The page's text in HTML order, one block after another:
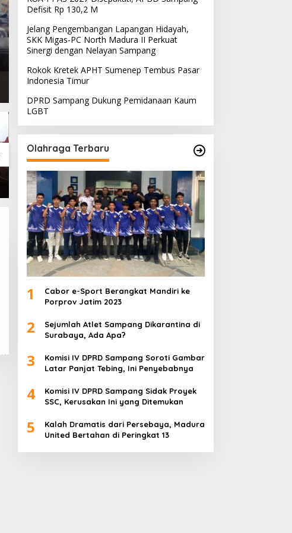
DPRD Sampang Dukung
Pemidanaan Kaum LGBT
PPD Desak PLN Madura
Evaluasi Program Lisdes
Sumenep, Ini Sebabnya
Defisit Rp 130,2 M
Jelang Pengembangan Lapangan Hidayah,
SKK Migas-PC North Madura II Perkuat
Sinergi dengan Nelayan Sampang
Rokok Kretek APHT Sumenep Tembus Pasar
Indonesia Timur
DPRD Sampang Dukung Pemidanaan Kaum
LGBT
Olahraga Terbaru
1
Cabor e-Sport Berangkat Mandiri ke
Porprov Jatim 2023
2
Sejumlah Atlet Sampang Dikarantina di
Surabaya, Ada Apa?
3
Komisi IV DPRD Sampang Soroti Gambar
Latar Panjat Tebing, Ini Penyebabnya
4
Komisi IV DPRD Sampang Sidak Proyek
SSC, Kerusakan Ini yang Ditemukan
5
Kalah Dramatis dari Persebaya, Madura
United Bertahan di Peringkat 13